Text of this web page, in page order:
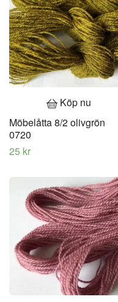
Köp nu
Möbelåtta 8/2 olivgrön
0720
25 kr